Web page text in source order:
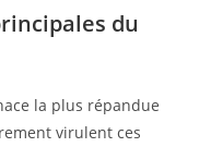
du
la plus répandue
virulent ces